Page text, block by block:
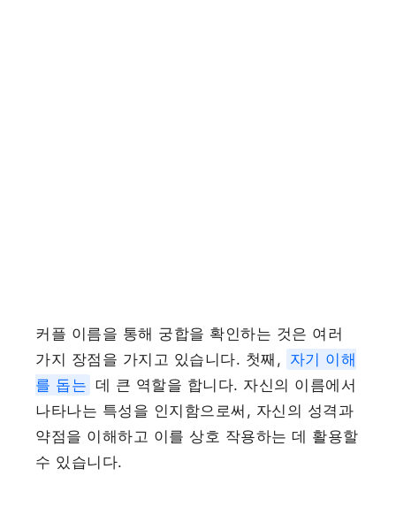
커플 이름을 통해 궁합을 확인하는 것은 여러
가지 장점을 가지고 있습니다. 첫째, 자기 이해
를 돕는 데 큰 역할을 합니다. 자신의 이름에서
나타나는 특성을 인지함으로써, 자신의 성격과
약점을 이해하고 이를 상호 작용하는 데 활용할
수 있습니다.